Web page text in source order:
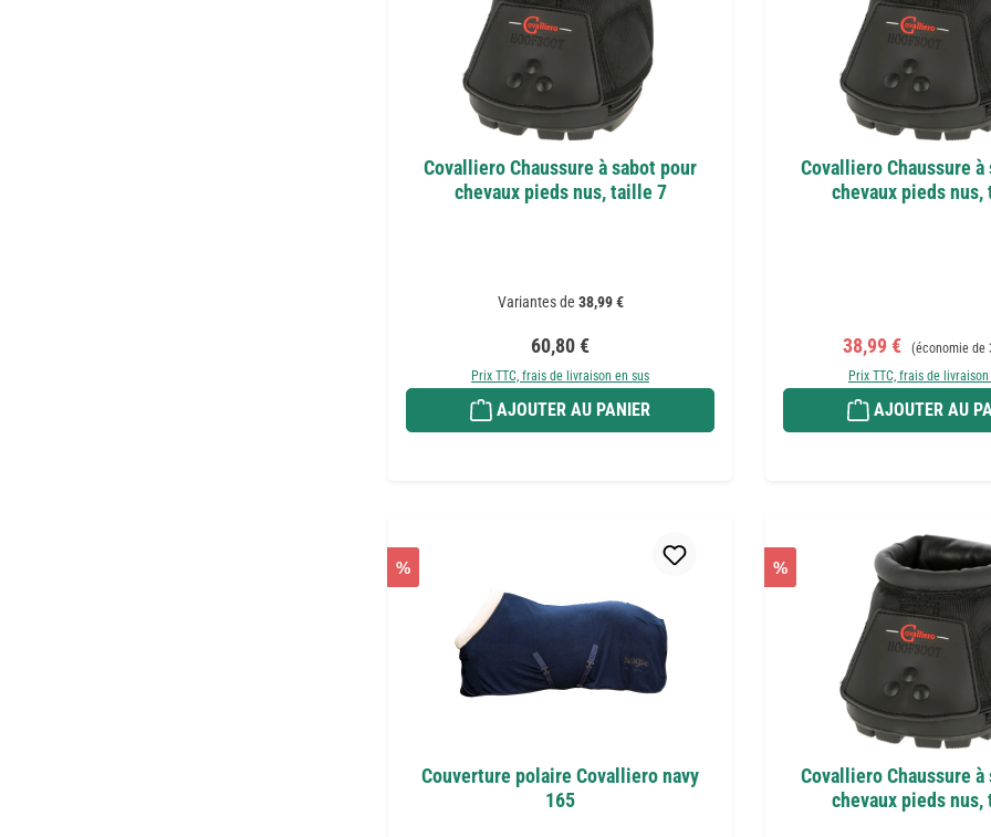
Covalliero Chaussure à sabot pour
chevaux pieds nus, taille 7
Variantes de 38,99 €
Prix régulier :
60,80 €
Prix TTC, frais de livraison en sus
AJOUTER AU PANIER
Covalliero Chaussure à
chevaux pieds
Prix de vente :
38,99 € Prix régulier :
(économie de
Prix TTC, frais de
AJOUTER AU
%
Couverture polaire Covalliero navy
165
%
Covalliero Chaussure à
chevaux pieds